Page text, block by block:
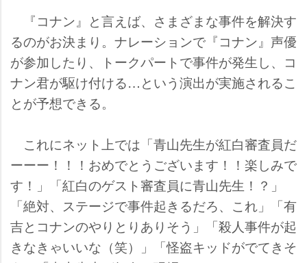
『コナン』と言えば、さまざまな事件を解決す
るのがお決まり。ナレーションで『コナン』声優
が参加したり、トークパートで事件が発生し、コ
ナン君が駆け付ける…という演出が実施されるこ
とが予想できる。
これにネット上では「青山先生が紅白審査員だ
ーーー！！！おめでとうございます！！楽しみで
す！」「紅白のゲスト審査員に青山先生！？」
「絶対、ステージで事件起きるだろ、これ」「有
吉とコナンのやりとりありそう」「殺人事件が起
きなきゃいいな（笑）」「怪盗キッドがでてきそ